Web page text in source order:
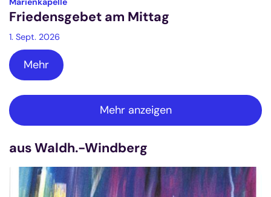
Friedensgebet am Mittag
1. Sept. 2026
Mehr
Mehr anzeigen
aus Waldh.-Windberg